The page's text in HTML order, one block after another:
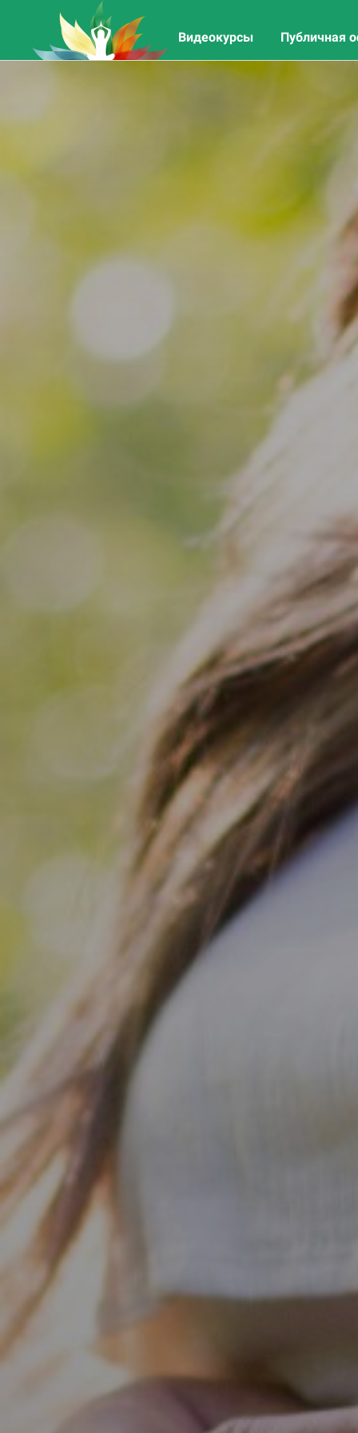
Видеокурсы Публичная